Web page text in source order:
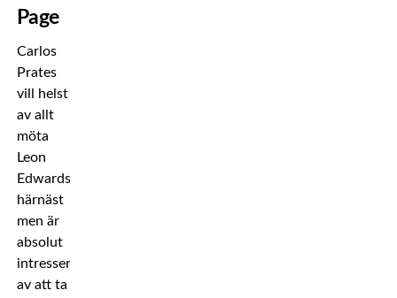
Page
Carlos
Prates
vill helst
av allt
möta
Leon
Edwards
härnäst
men är
absolut
intresserad
av att ta